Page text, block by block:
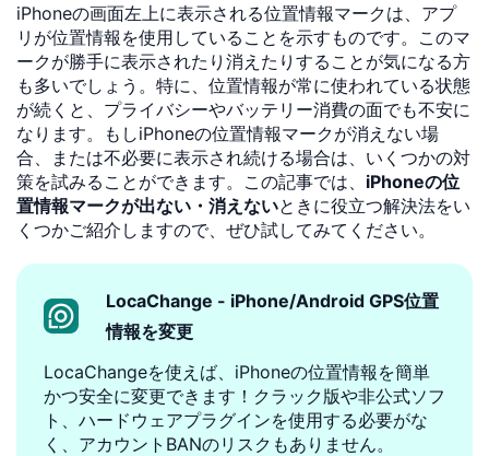
iPhoneの画面左上に表示される位置情報マークは、アプ
リが位置情報を使用していることを示すものです。このマ
ークが勝手に表示されたり消えたりすることが気になる方
も多いでしょう。特に、位置情報が常に使われている状態
が続くと、プライバシーやバッテリー消費の面でも不安に
なります。もしiPhoneの位置情報マークが消えない場
合、または不必要に表示され続ける場合は、いくつかの対
策を試みることができます。この記事では、 iPhoneの位
置情報マークが出ない・消えないときに役立つ解決法をい
くつかご紹介しますので、ぜひ試してみてください。
LocaChange - iPhone/Android GPS位置
情報を変更
LocaChangeを使えば、iPhoneの位置情報を簡単
かつ安全に変更できます！クラック版や非公式ソフ
ト、ハードウェアプラグインを使用する必要がな
く、アカウントBANのリスクもありません。